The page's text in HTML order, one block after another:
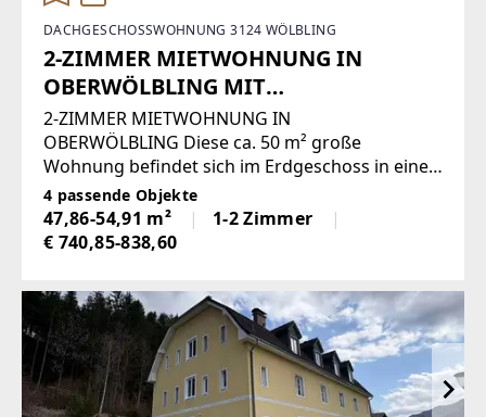
DACHGESCHOSSWOHNUNG 3124 WÖLBLING
2-ZIMMER MIETWOHNUNG IN
OBERWÖLBLING MIT
AUTOABSTELLPLATZ!
2-ZIMMER MIETWOHNUNG IN
OBERWÖLBLING Diese ca. 50 m² große
Wohnung befindet sich im Erdgeschoss in einer
Wohnhausanlage. Sie ist mit einer Küche
ausgestattet. Weiters gehört noch ein
Schlafzimmer, barrierefreies Bad mit Toilette
4 passende Objekte
47,86-54,91 m²
1-2 Zimmer
€ 740,85-838,60